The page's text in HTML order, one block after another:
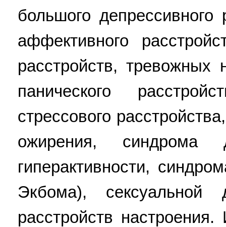
большого депрессивного
аффективного
расстройств, тревожных
панического
стрессового
ожирения,
гиперактивности,
Экбома), сексуальной
расстройств